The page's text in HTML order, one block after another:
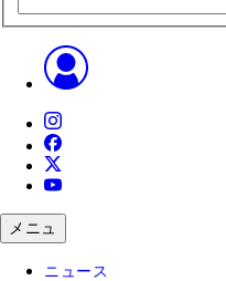
メニュ
ニュース